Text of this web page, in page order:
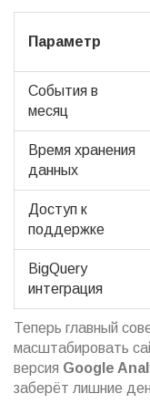
Параметр
События в
месяц
Время хранения
данных
Доступ к
поддержке
BigQuery
интеграция
Теперь главный
масштабировать
версия Google
заберёт лишние